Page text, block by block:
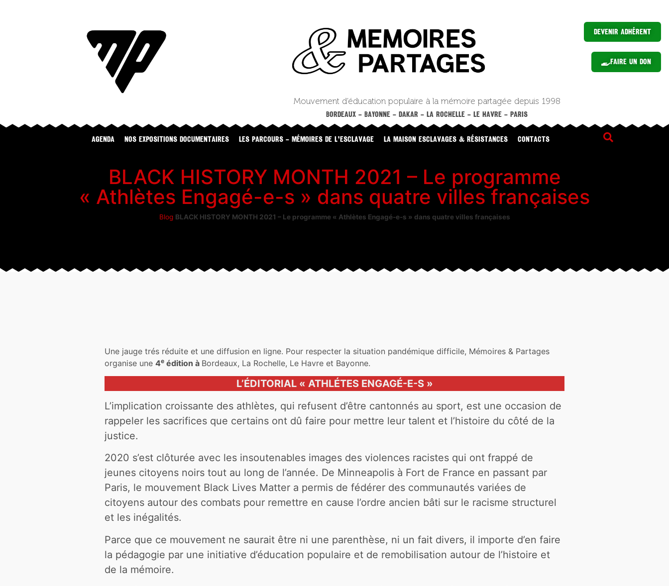
Devenir Adhérent
Faire un Don
Mouvement d’éducation populaire à la mémoire partagée depuis 1998
BORDEAUX – BAYONNE – DAKAR – LA ROCHELLE – LE HAVRE – PARIS
Agenda NOS EXPOSITIONS DOCUMENTAIRES LES PARCOURS – MÉMOIRES DE L’ESCLAVAGE LA MAISON ESCLAVAGES & RÉSISTANCES CONTACTS
BLACK HISTORY MONTH 2021 – Le programme
« Athlètes Engagé-e-s » dans quatre villes françaises
Blog BLACK HISTORY MONTH 2021 – Le programme « Athlètes Engagé-e-s » dans quatre villes françaises
Une jauge trés réduite et une diffusion en ligne. Pour respecter la situation pandémique difficile, Mémoires & Partages
organise une4e édition à Bordeaux, La Rochelle, Le Havre et Bayonne.
L’ÉDITORIAL « ATHLÉTES ENGAGÉ-E-S »
L’implication croissante des athlètes, qui refusent d’être cantonnés au sport, est une occasion de
rappeler les sacrifices que certains ont dû faire pour mettre leur talent et l’histoire du côté de la
justice.
2020 s’est clôturée avec les insoutenables images des violences racistes qui ont frappé de
jeunes citoyens noirs tout au long de l’année. De Minneapolis à Fort de France en passant par
Paris, le mouvement Black Lives Matter a permis de fédérer des communautés variées de
citoyens autour des combats pour remettre en cause l’ordre ancien bâti sur le racisme structurel
et les inégalités.
Parce que ce mouvement ne saurait être ni une parenthèse, ni un fait divers, il importe d’en faire
la pédagogie par une initiative d’éducation populaire et de remobilisation autour de l’histoire et
de la mémoire.